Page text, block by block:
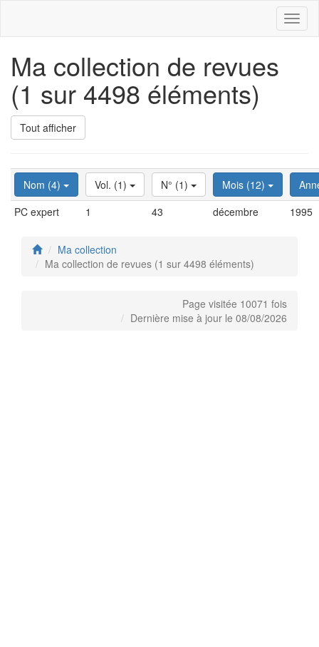
Ma collection de revues
(1 sur 4498 éléments)
Tout afficher
Nom (4) Vol. (1) N° (1) Mois (12)
PC expert
1 43 décembre 1995
Ma collection
Ma collection de revues (1 sur 4498 éléments)
Page visitée 10071 fois
Dernière mise à jour le 08/08/2026